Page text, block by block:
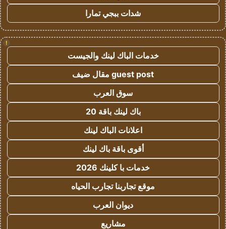
شدات ببجي تمارا
!
خدمات الباك لينك والجيست
guest post مقال ضيف
سوق العرب
باك لينك باقة 20
اعلانات الباك لينك
أقوى باقة باك لينك
خدمات با كلينك 2026
موقع تجاربنا تجارب الحياه
ديوان العرب
مشاريع